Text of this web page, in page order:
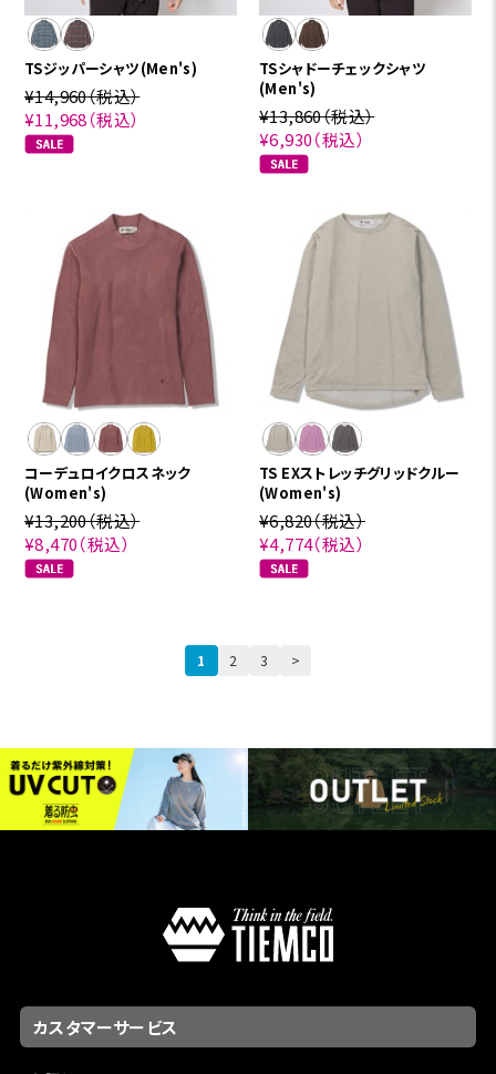
TSジッパーシャツ(Men's)
¥14,960（税込）
¥11,968（税込）
TSシャドーチェックシャツ
(Men's)
¥13,860（税込）
¥6,930（税込）
コーデュロイクロスネック
(Women's)
¥13,200（税込）
¥8,470（税込）
TS EXストレッチグリッドクルー
(Women's)
¥6,820（税込）
¥4,774（税込）
1 2 3 >
カスタマーサービス